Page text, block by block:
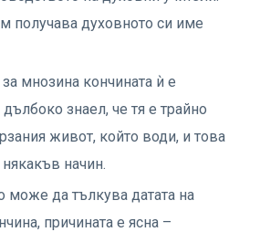
получава духовното си име
мнозина кончината ѝ е
знаел, че тя е трайно
живот, който води, и това
начин.
може да тълкува датата на
причината е ясна –